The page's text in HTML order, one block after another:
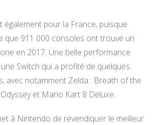
également pour la France, puisque
que 911 000 consoles ont trouvé un
en 2017. Une belle performance
Switch qui a profité de quelques
avec notamment Zelda : Breath of the
et Mario Kart 8 Deluxe.
à Nintendo de revendiquer le meilleur